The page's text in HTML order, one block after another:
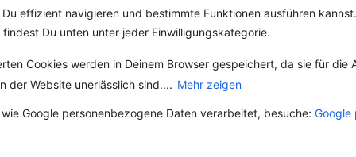
effizient navigieren und bestimmte Funktionen ausführen
Du unten unter jeder Einwilligungskategorie.
Cookies werden in Deinem Browser gespeichert, da sie für die
der Website unerlässlich sind.... Mehr zeigen
Google personenbezogene Daten verarbeitet, besuche: Google
es als „Masala“
bekannt....
Kulturen...